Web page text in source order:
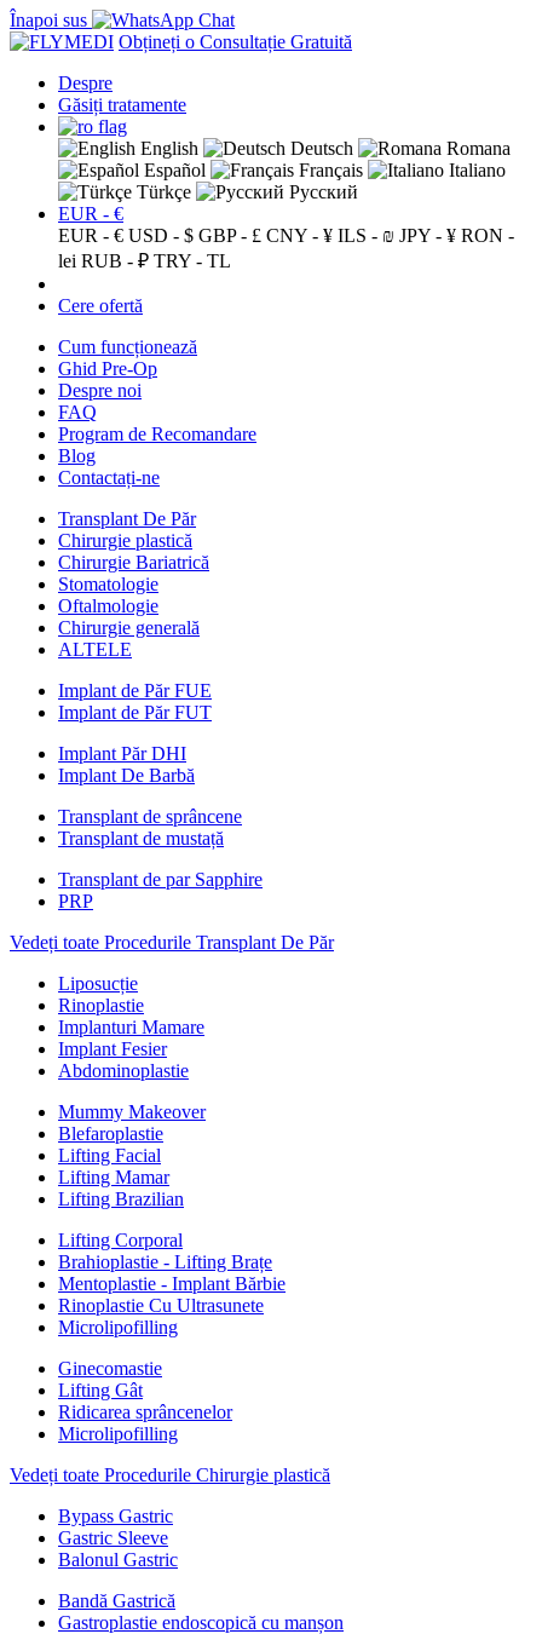
Înapoi sus
Obțineți o Consultație Gratuită
Despre
Găsiți tratamente
English Deutsch
Romana
Español
Français
Italiano
Türkçe
Русский
EUR - €
EUR - € USD - $ GBP - £ CNY - ¥ ILS - ₪ JPY - ¥ RON -
lei RUB - ₽ TRY - TL
Cere ofertă
Cum funcționează
Ghid Pre-Op
Despre noi
FAQ
Program de Recomandare
Blog
Contactați-ne
Transplant De Păr
Chirurgie plastică
Chirurgie Bariatrică
Stomatologie
Oftalmologie
Chirurgie generală
ALTELE
Implant de Păr FUE
Implant de Păr FUT
Implant Păr DHI
Implant De Barbă
Transplant de sprâncene
Transplant de mustață
Transplant de par Sapphire
PRP
Vedeți toate Procedurile Transplant De Păr
Liposucție
Rinoplastie
Implanturi Mamare
Implant Fesier
Abdominoplastie
Mummy Makeover
Blefaroplastie
Lifting Facial
Lifting Mamar
Lifting Brazilian
Lifting Corporal
Brahioplastie - Lifting Brațe
Mentoplastie - Implant Bărbie
Rinoplastie Cu Ultrasunete
Microlipofilling
Ginecomastie
Lifting Gât
Ridicarea sprâncenelor
Microlipofilling
Vedeți toate Procedurile Chirurgie plastică
Bypass Gastric
Gastric Sleeve
Balonul Gastric
Bandă Gastrică
Gastroplastie endoscopică cu manșon